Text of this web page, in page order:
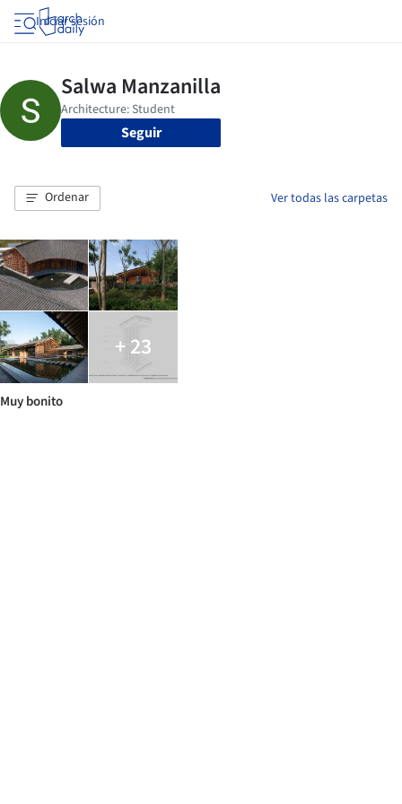
Iniciar sesión
Seguir
Ordenar Ver todas las carpetas
+ 23
Muy bonito